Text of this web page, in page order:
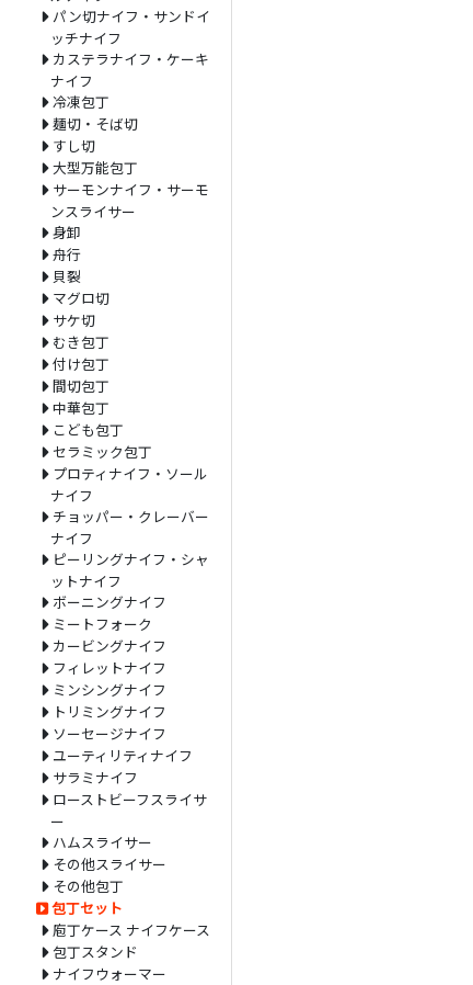
パン切ナイフ・サンドイ
ッチナイフ
カステラナイフ・ケーキ
ナイフ
冷凍包丁
麺切・そば切
すし切
大型万能包丁
サーモンナイフ・サーモ
ンスライサー
身卸
舟行
貝裂
マグロ切
サケ切
むき包丁
付け包丁
間切包丁
中華包丁
こども包丁
セラミック包丁
プロティナイフ・ソール
ナイフ
チョッパー・クレーバー
ナイフ
ピーリングナイフ・シャ
ットナイフ
ボーニングナイフ
ミートフォーク
カービングナイフ
フィレットナイフ
ミンシングナイフ
トリミングナイフ
ソーセージナイフ
ユーティリティナイフ
サラミナイフ
ローストビーフスライサ
ー
ハムスライサー
その他スライサー
その他包丁
包丁セット
庖丁ケース ナイフケース
包丁スタンド
ナイフウォーマー